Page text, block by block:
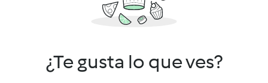
¿Te gusta lo que ves?